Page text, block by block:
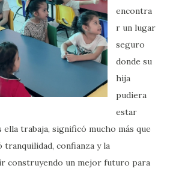
encontra
r un lugar
seguro
donde su
hija
pudiera
estar
ella trabaja, significó mucho más que
confianza y la
construyendo un mejor futuro para